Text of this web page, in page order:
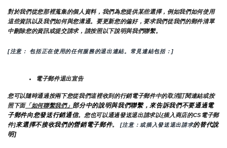
對於我們從您那裡蒐集的個人資料，我們為您提供某些選擇，例如我們如何使用
這些資訊以及我們如何與您溝通。要更新您的偏好，要求我們從我們的郵件清單
中刪除您的資訊或提交請求，請按照以下說明與我們聯繫。
[注意： 包括正在使用的任何服務的退出連結。常見連結包括：]
電子郵件退出宣告
您可以隨時通過按兩下您從我們這裡收到的行銷電子郵件中的取消訂閱連結或按
照下面「如何聯繫我們」 部分中的說明與我們聯繫，來告訴我們不要通過電
子郵件向您發送行銷通信。您也可以通過發送退出請求以{插入商店的CS電子郵
件]來選擇不接收我們的營銷電子郵件。 [注意：或插入發送退出請求的替代說
明]